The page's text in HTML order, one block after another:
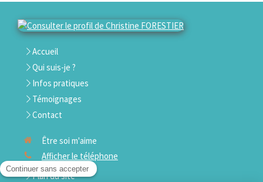
Accueil
Qui suis-je ?
Infos pratiques
Témoignages
Contact
Être soi m'aime
Afficher le téléphone
Plan du site